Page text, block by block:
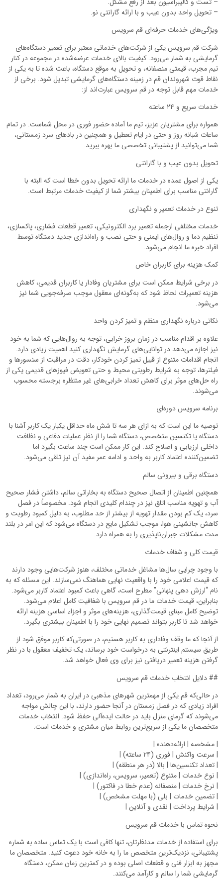
– تحویل واحد بدون عیب و با ارائه گارانتی نو.
ویژگی‌های خدمات حرفه‌ای قم سرویس
شرکت قم سرویس یکی از شرکت‌های خدماتی معتبر برای تعمیر دستگاه‌های
گرمایشی به شمار می‌رود. کیفیت بالای خدمات عرضه‌شده در مجموعه در کنار
تیم مجرب، قیمتی منصفانه، و تحویل به موقع دستگاه، باعث شده تا به یکی از
نقاط قوت شهروندان قم در زمینه دستگاه‌های گرمایشی تبدیل شود. برخی از
خدمات مهم قابل توجه در قم سرویس عبارت‌اند از:
خدمات سریع و ۲۴ ساعته
همواره برای مشتریان عزیز، تیم ما آماده حضور فوری در محل شماست. در تمام
ساعات شبانه روز و حتی در ایام تعطیل و همچنین در بادهای سرد زمستانی،
شما می‌توانید از پشتیبانی تخصصی ما بهره ببرید.
تحویل بدون عیب و با گارانتی
یکی از اصول عمده در خدمات ما ارائه تحویل بدون خطا است که البته با
گارانتی مناسب برای اطمینان بیشتر شما از کیفیت خدمات مرتبط است.
تنوع در خدمات تعمیر و نگهداری
خدمات مختلفی ازجمله تعمیر برد الکترونیکی، تعمیر قطعات فشاری، پاکسازی،
تنظیم دما و روال‌های ایمنی و حتی نصب و راه‌اندازی جدید دستگاه توسط
افراد خبره ما انجام می‌شود.
کمک هزینه برای کاربران خاص
در برخی شرایط ممکن است برای مشتریان وفادار یا کاربران قدیمی، کاهش
هزینه تعمیرات لحاظ شود که به‌گونه‌ای معقول موجب صرفه‌جویی شما نیز
می‌شود.
نکاتی درباره نگهداری منظم و تمیز کردن واحد
علاوه بر اقدام مناسب در زمان بروز خرابی، توجه به روال‌هایی که شما به خود
نیز اجازه می‌دهد در توانایی‌های گرمایش نگهداری کنید اهمیت زیادی دارد.
انجام اقدامات متنوع از قبیل تمیز کردن خودکار، دقت در مراقبت از سنسورها و
فیلترها، توجه به شرایط رطوبتی محیط و حتی تعویض فیوزهای قدیمی یکی از
راه حل‌های موثر برای کاهش تعداد خرابی‌های غیر منتظره برجسته محسوب
می‌شوند.
برنامه سرویس دوره‌ای
توصیه ما این است که به ازای هر سه تا شش ماه حداقل یکبار یک کاربر آشنا با
دستگاه یا تکنسین متخصص، دستگاه شما را از نظر عملیات دفاعی و نظافت
داخلی ارزیابی و اصلاح کند. این کار ممکن است چند ساعت بگیرد اما
تضمین‌کننده اعتماد کاربر به واحد و ادامه عمر مفید آن نیز تلقی می‌شود.
دستگاه برقی و بیرونی سالم
همچنین اطمینان از اتصال صحیح دستگاه به بخاراتی سالم، داشتن فشار صحیح
آب و تهویه مناسب اتاق نیز در چندام کلیدی انجام شود. مخصوصاً در فصل
سرد، یک کم بودن مقدار تهویه از بیشتر از حد مطلوب، به دلیل کمبود رطوبت و
کاهش جانشینی هوا، موجب تشکیل مایع در دستگاه می‌شود که این امر در بلند
مدت مشکلات جبران‌ناپذیری را به همراه دارد.
قیمت کلی و شفاف خدمات
با وجود چرایی سال‌ها مشاغل خدماتی مختلف، هنوز شرکت‌هایی وجود دارند
که قیمت اعلامی خود را با واقعیت نهایی هماهنگ نمی‌سازند. این مسئله که به
نام “ارزش دهی پنهانی” مطرح است، گاهی باعث کمبود اعتماد کاربر می‌شود.
بنابراین، قیمت خدمات ما در قم سرویس با شفافیت کامل اعلام می‌شود.
توضیح کامل مبنای قیمت‌گذاری، هزینه‌های موثر و اجزاء اساسی هزینه ارائه
خواهد شد تا کاربر بتواند تصمیم نهایی خود را با اطمینان بیشتری بگیرد.
از آنجا که ما وقف وفاداری به کاربر هستیم، در صورتی‌که کاربر موفق شود از
طریق سیستم اینترنتی به درخواست خود برساند، یک تخفیف معقول با در نظر
گرفتن هزینه تعمیر دریافتی نیز برای وی فعال خواهد شد.
## دلایل انتخاب خدمات قم سرویس
در حالی‌که قم یکی از مهمترین شهرهای مذهبی در ایران به شمار می‌رود، تعداد
افراد زیادی که در فصل زمستان در آنجا حضور دارند، با این چالش مواجه
می‌شوند که گرمای منزل باید در حالت ایده‌آلی حفظ شود. انتخاب خدمات
متخصصان ما یکی از سریع‌ترین روابط میان مشتری و خدمات است.
| مشخصه | ارائه‌دهنده |
| سرعت واکنش | فوری (۲۴ ساعته) |
| تعداد تکنسین‌ها | بالا (در هر منطقه) |
| نوع خدمات | متنوع (تعمیر، سرویس، راه‌اندازی) |
| نرخ خدمات | منصفانه (عدم خطا در فاکتور) |
| تضمین خدمات | بلی (با مهلت مشخص) |
| شرایط پرداخت | نقدی و آنلاین |
نحوه تماس با خدمات قم سرویس
برای استفاده از خدمات مدنظرتان، تنها کافی است با یک تماس ساده به شماره
پشتیبانی، نزدیک‌ترین متخصص ما را به خانه خود دعوت کنید. متخصصان ما
مجهز به ابزار فنی و قطعات اصلی بوده و در کمترین زمان ممکن، دستگاه
گرمایشی شما را سالم و کارآمد می‌کنند.